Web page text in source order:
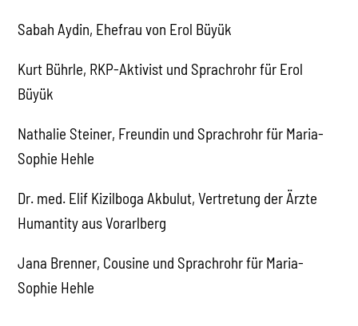
Sabah Aydin, Ehefrau von Erol Büyük
Kurt Bührle, RKP-Aktivist und Sprachrohr für Erol
Büyük
Nathalie Steiner, Freundin und Sprachrohr für Maria-
Sophie Hehle
Dr. med. Elif Kizilboga Akbulut, Vertretung der Ärzte
Humantity aus Vorarlberg
Jana Brenner, Cousine und Sprachrohr für Maria-
Sophie Hehle